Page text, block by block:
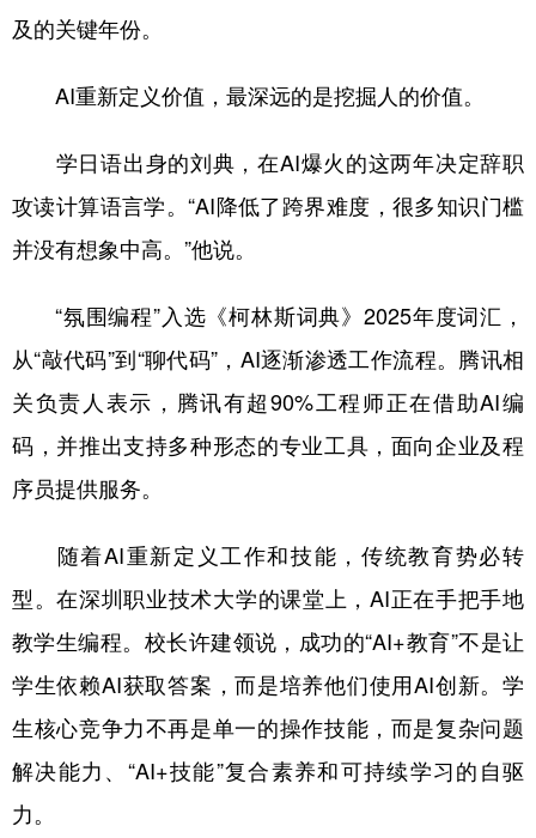
及的关键年份。
AI重新定义价值，最深远的是挖掘人的价值。
学日语出身的刘典，在AI爆火的这两年决定辞职
攻读计算语言学。“AI降低了跨界难度，很多知识门槛
并没有想象中高。”他说。
“氛围编程”入选《柯林斯词典》2025年度词汇，
从“敲代码”到“聊代码”，AI逐渐渗透工作流程。腾讯相
关负责人表示，腾讯有超90%工程师正在借助AI编
码，并推出支持多种形态的专业工具，面向企业及程
序员提供服务。
随着AI重新定义工作和技能，传统教育势必转
型。在深圳职业技术大学的课堂上，AI正在手把手地
教学生编程。校长许建领说，成功的“AI+教育”不是让
学生依赖AI获取答案，而是培养他们使用AI创新。学
生核心竞争力不再是单一的操作技能，而是复杂问题
解决能力、“AI+技能”复合素养和可持续学习的自驱
力。